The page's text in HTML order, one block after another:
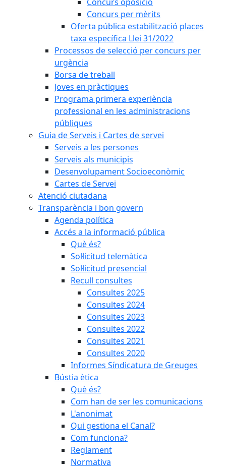
Concurs per mèrits
Oferta pública estabilització places
taxa específica Llei 31/2022
Processos de selecció per concurs per
urgència
Borsa de treball
Joves en pràctiques
Programa primera experiència
professional en les administracions
públiques
Guia de Serveis i Cartes de servei
Serveis a les persones
Serveis als municipis
Desenvolupament Socioeconòmic
Cartes de Servei
Atenció ciutadana
Transparència i bon govern
Agenda política
Accés a la informació pública
Què és?
Sol·licitud telemàtica
Sol·licitud presencial
Recull consultes
Consultes 2025
Consultes 2024
Consultes 2023
Consultes 2022
Consultes 2021
Consultes 2020
Informes Síndicatura de Greuges
Bústia ètica
Què és?
Com han de ser les comunicacions
L'anonimat
Qui gestiona el Canal?
Com funciona?
Reglament
Normativa